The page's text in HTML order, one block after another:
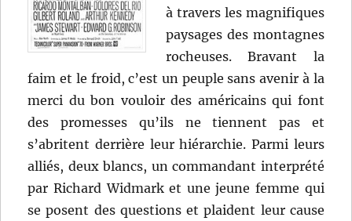
à travers les magnifiques
paysages des montagnes
rocheuses. Bravant la
faim et le froid, c’est un peuple sans avenir à la
merci du bon vouloir des américains qui font
des promesses qu’ils ne tiennent pas et
s’abritent derrière leur hiérarchie. Parmi leurs
alliés, deux blancs, un commandant interprété
par Richard Widmark et une jeune femme qui
se posent des questions et plaident leur cause